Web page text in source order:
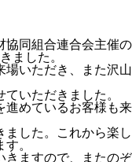
協同組合連合会主催の
ました。
場いただき、また沢山
いただきました。
進めているお客様も来
ました。これから楽し
。
きますので、またのぞ